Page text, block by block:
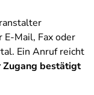
Mail, Fax oder
Ein Anruf reicht
Zugang bestätigt